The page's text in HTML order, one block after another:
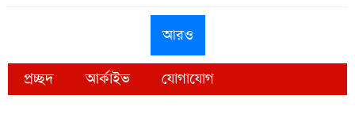
আরও
প্রচ্ছদ আর্কাইভ যোগাযোগ